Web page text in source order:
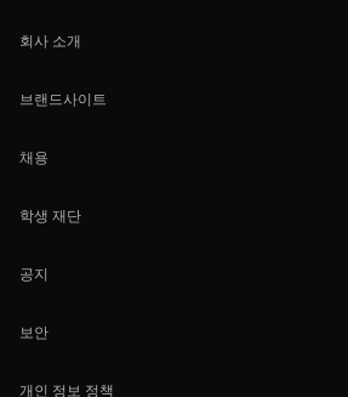
회사 소개
브랜드사이트
채용
학생 재단
공지
보안
개인 정보 정책